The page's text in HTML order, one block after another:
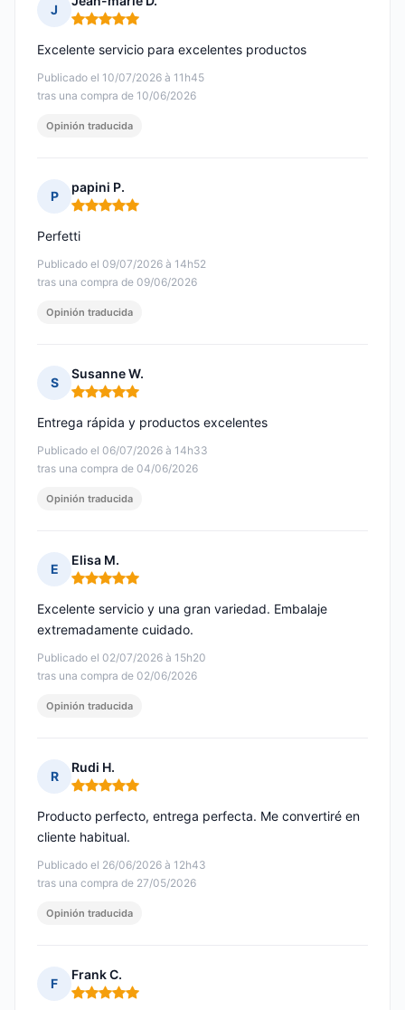
J
Nota: 5 de 5
Publicado el 10/07/2026 à 11h45
tras una compra de 10/06/2026
Excelente servicio para excelentes productos
Opinión traducida
P
papini P.
Nota: 5 de 5
Publicado el 09/07/2026 à 14h52
tras una compra de 09/06/2026
Perfetti
Opinión traducida
S
Susanne W.
Nota: 5 de 5
Publicado el 06/07/2026 à 14h33
tras una compra de 04/06/2026
Entrega rápida y productos excelentes
Opinión traducida
E
Elisa M.
Nota: 5 de 5
Publicado el 02/07/2026 à 15h20
tras una compra de 02/06/2026
Excelente servicio y una gran variedad. Embalaje
extremadamente cuidado.
Opinión traducida
R
Rudi H.
Nota: 5 de 5
Publicado el 26/06/2026 à 12h43
tras una compra de 27/05/2026
Producto perfecto, entrega perfecta. Me convertiré en
cliente habitual.
Opinión traducida
F
Frank C.
Nota: 5 de 5